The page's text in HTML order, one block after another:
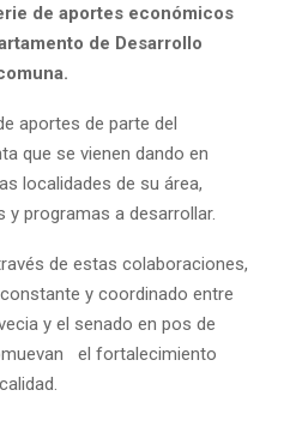
de aportes económicos
de Desarrollo
aportes de parte del
que se vienen dando en
localidades de su área,
y programas a desarrollar.
de estas colaboraciones,
y coordinado entre
y el senado en pos de
el fortalecimiento